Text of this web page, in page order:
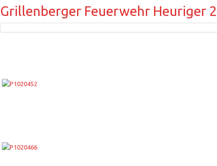
Grillenberger Feuerwehr Heuriger